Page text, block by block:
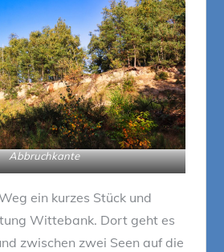
Abbruchkante
ein kurzes Stück und
Wittebank. Dort geht es
zwischen zwei Seen auf die